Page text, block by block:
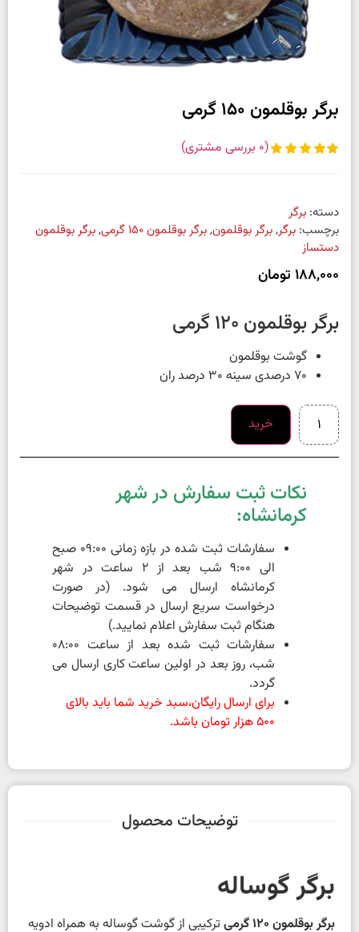
برگر بوقلمون 150 گرمی
(
0 بررسی مشتری)
دسته: برگر
برچسب: برگر,برگر بوقلمون,برگر بوقلمون 150 گرمی ,برگر بوقلمون
دستساز
188,000 تومان
برگر بوقلمون 120 گرمی
گوشت بوقلمون
70 درصدی سینه 30 درصد ران
خرید
نکات ثبت سفارش در شهر
کرمانشاه:
سفارشات ثبت شده در بازه زمانی 09:00 صبح
الی 9:00 شب بعد از 2 ساعت در شهر
کرمانشاه ارسال می شود. (در صورت
درخواست سریع ارسال در قسمت توضیحات
هنگام ثبت سفارش اعلام نمایید.)
سفارشات ثبت شده بعد از ساعت 08:00
شب، روز بعد در اولین ساعت کاری ارسال می
گردد.
برای ارسال رایگان،سبد خرید شما باید بالای
500 هزار تومان باشد.
توضیحات محصول
برگر گوساله
برگر بوقلمون 120 گرمی ترکیبی از گوشت گوساله به همراه ادویه